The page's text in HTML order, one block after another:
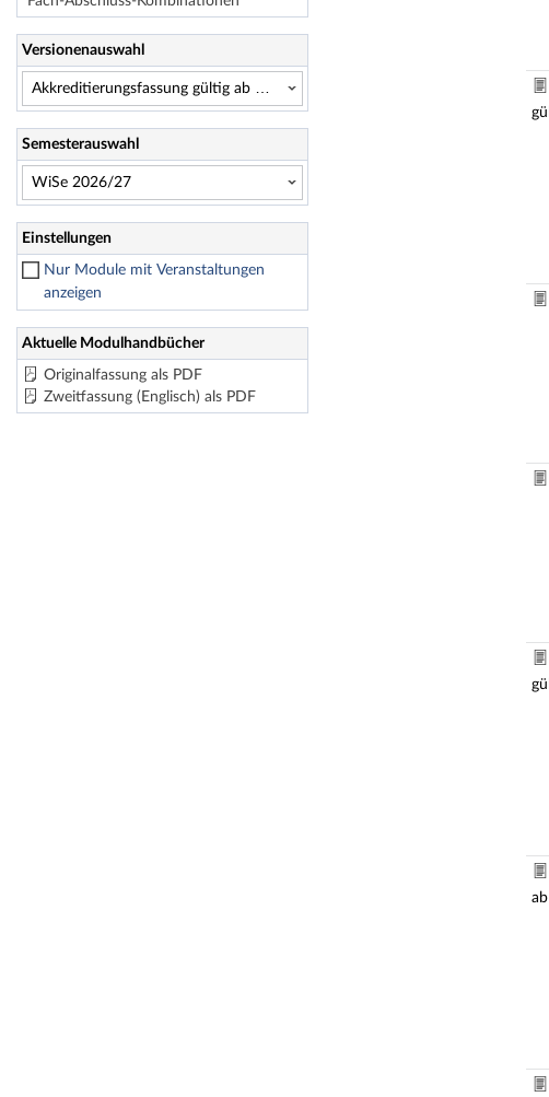
Versionenauswahl
Semesterauswahl
Einstellungen
Nur Module mit Veranstaltungen
anzeigen
Aktuelle Modulhandbücher
Originalfassung als PDF
Zweitfassung (Englisch) als PDF